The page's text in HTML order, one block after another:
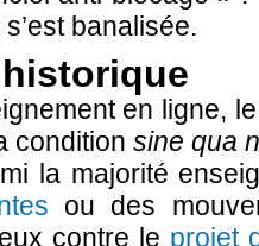
banalisée.
en ligne,
condition sine qua
la majorité
ou des
contre le projet